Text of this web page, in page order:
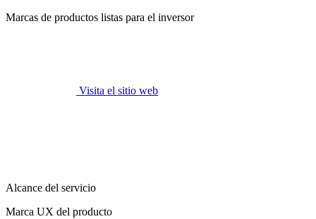
Marcas de productos listas para el inversor
Visita el sitio web
Alcance del servicio
Marca UX del producto